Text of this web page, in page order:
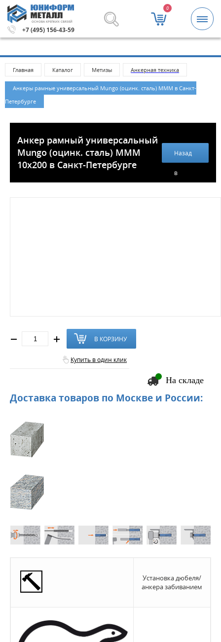
ОСНОВА КРЕПКИХ СВЯЗЕЙ
+7 (495) 156-43-59
0
и крепежные изделия оптом. Минимальная
Главная Каталог Метизы Анкерная техника
Анкеры рамные универсальный Mungo (оцинк. сталь) МММ в Санкт-
Петербурге
Анкер рамный универсальный
Mungo (оцинк. сталь) MMM
10x200 в Санкт-Петербурге
Назад
в
В КОРЗИНУ
Купить в один клик
На складе
Доставка товаров по Москве и России:
Установка дюбеля/
анкера забиванием